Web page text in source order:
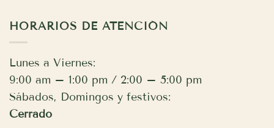
HORARIOS DE ATENCIÓN
Lunes a Viernes:
9:00 am – 1:00 pm / 2:00 – 5:00 pm
Sábados, Domingos y festivos:
Cerrado